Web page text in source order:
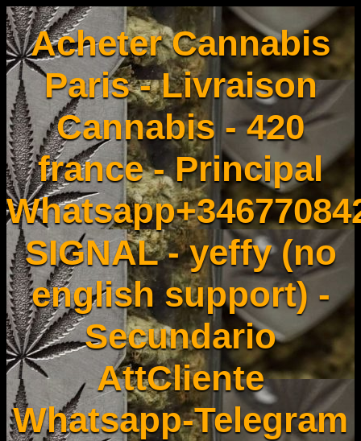
Acheter Cannabis
Paris - Livraison
Cannabis - 420
france - Principal
SIGNAL - yeffy (no
english support) -
Secundario
AttCliente
Whatsapp-Telegram